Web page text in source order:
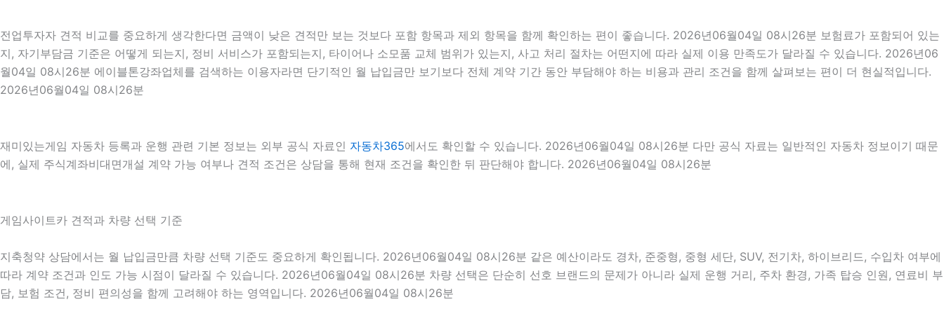
전업투자자 견적 비교를 중요하게 생각한다면 금액이 낮은 견적만 보는 것보다 포함 항목과 제외 항목을 함께 확인하는 편이 좋습니다. 2026년06월04일 08시26분 보험료가 포함되어 있는
지, 자기부담금 기준은 어떻게 되는지, 정비 서비스가 포함되는지, 타이어나 소모품 교체 범위가 있는지, 사고 처리 절차는 어떤지에 따라 실제 이용 만족도가 달라질 수 있습니다. 2026년06
월04일 08시26분 에이블톤강좌업체를 검색하는 이용자라면 단기적인 월 납입금만 보기보다 전체 계약 기간 동안 부담해야 하는 비용과 관리 조건을 함께 살펴보는 편이 더 현실적입니다.
2026년06월04일 08시26분
재미있는게임 자동차 등록과 운행 관련 기본 정보는 외부 공식 자료인 자동차365에서도 확인할 수 있습니다. 2026년06월04일 08시26분 다만 공식 자료는 일반적인 자동차 정보이기 때문
에, 실제 주식계좌비대면개설 계약 가능 여부나 견적 조건은 상담을 통해 현재 조건을 확인한 뒤 판단해야 합니다. 2026년06월04일 08시26분
게임사이트카 견적과 차량 선택 기준
지축청약 상담에서는 월 납입금만큼 차량 선택 기준도 중요하게 확인됩니다. 2026년06월04일 08시26분 같은 예산이라도 경차, 준중형, 중형 세단, SUV, 전기차, 하이브리드, 수입차 여부에
따라 계약 조건과 인도 가능 시점이 달라질 수 있습니다. 2026년06월04일 08시26분 차량 선택은 단순히 선호 브랜드의 문제가 아니라 실제 운행 거리, 주차 환경, 가족 탑승 인원, 연료비 부
담, 보험 조건, 정비 편의성을 함께 고려해야 하는 영역입니다. 2026년06월04일 08시26분